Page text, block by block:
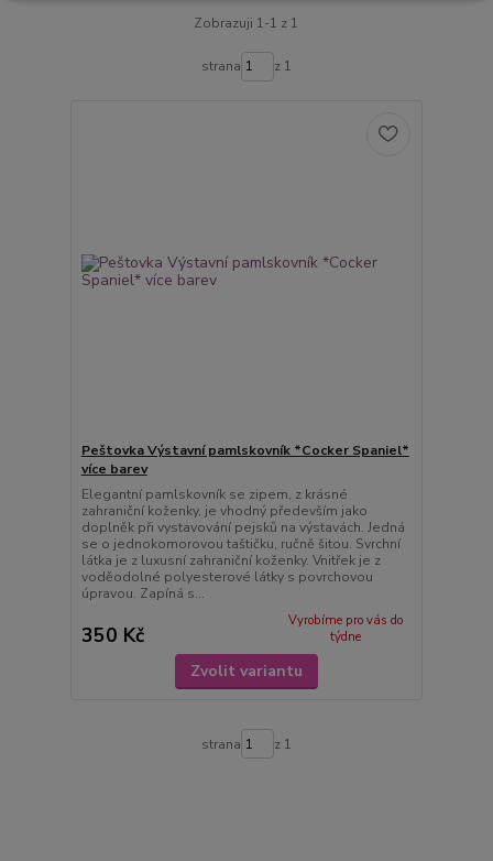
Zobrazuji 1-1 z 1
strana z 1
Peštovka Výstavní pamlskovník *Cocker Spaniel*
více barev
Elegantní pamlskovník se zipem, z krásné
zahraniční koženky, je vhodný především jako
doplněk při vystavování pejsků na výstavách. Jedná
se o jednokomorovou taštičku, ručně šitou. Svrchní
látka je z luxusní zahraniční koženky. Vnitřek je z
voděodolné polyesterové látky s povrchovou
úpravou. Zapíná s...
350 Kč
Vyrobíme pro vás do
týdne
Zvolit variantu
strana z 1